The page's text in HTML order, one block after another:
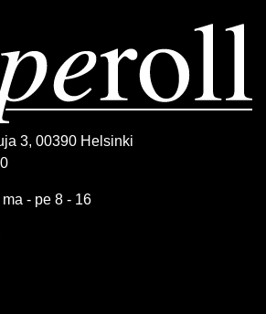
3, 00390 Helsinki
- pe 8 - 16